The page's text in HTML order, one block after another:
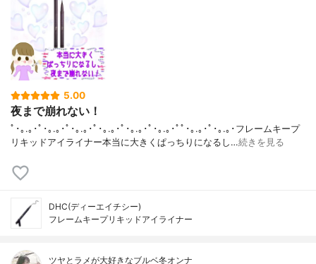
5.00
夜まで崩れない！
ﾟ･｡.｡･ﾟ･｡.｡･ﾟ･｡.｡･ﾟ･｡.｡･ﾟ･｡.｡･ﾟ･｡.｡･ﾟﾟ･｡.｡･ﾟ･｡.｡･フレームキープ
リキッドアイライナー本当に大きくぱっちりになるし…続きを見る
DHC(ディーエイチシー)
フレームキープリキッドアイライナー
ツヤとラメが大好きなブルベ冬オンナ